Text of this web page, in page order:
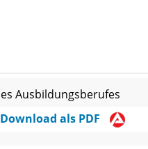
Ausbildungsberufes
Download als PDF